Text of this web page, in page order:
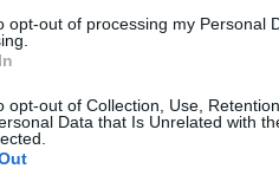
opt-out of processing my Personal
opt-out of Collection, Use,
Data that Is Unrelated with